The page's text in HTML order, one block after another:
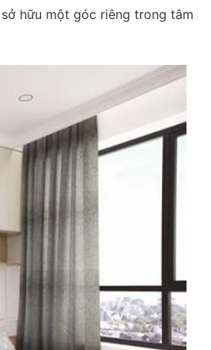
hữu một góc riêng trong tâm